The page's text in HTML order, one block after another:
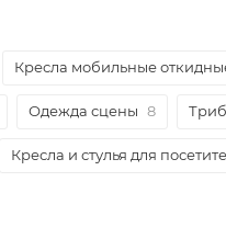
Кресла мобильные
Одежда сцены 8
Кресла и стулья для